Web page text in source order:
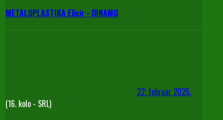
METALOPLASTIKA Elixir - DINAMO
22. februar 2025.
(16. kolo - SRL)